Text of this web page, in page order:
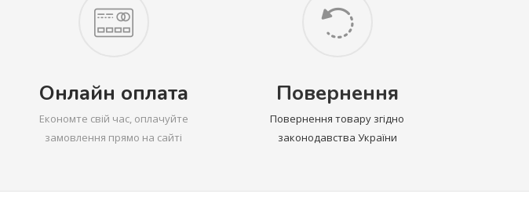
Онлайн оплата
Економте свій час, оплачуйте
замовлення прямо на сайті
Повернення
Повернення товару згідно
законодавства України